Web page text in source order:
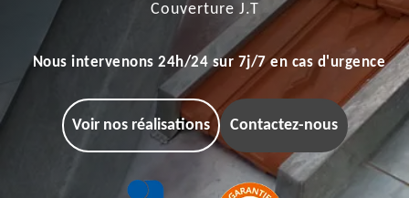
Couverture J.T
Nous intervenons 24h/24 sur 7j/7 en cas d'urgence
Voir nos réalisations Contactez-nous